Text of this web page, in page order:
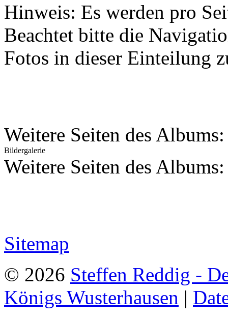
Hinweis: Es werden pro
Beachtet bitte die
Fotos in dieser Einteilung
Weitere Seiten des
Bildergalerie
Weitere Seiten des
Sitemap
© 2026 Steffen Reddig -
Königs Wusterhausen |